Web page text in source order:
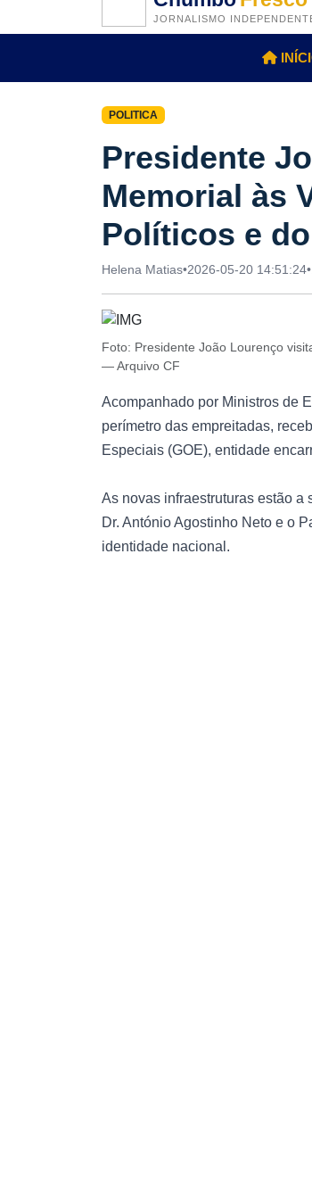
JORNALISMO
POLITICA
Presidente
Memorial às
Políticos e
Helena Matias•2026-05-20 14:51:24•
Foto: Presidente João Lourenço
— Arquivo CF
Acompanhado por Ministros de
perímetro das empreitadas,
Especiais (GOE), entidade
As novas infraestruturas estão a
Dr. António Agostinho Neto e o
identidade nacional.